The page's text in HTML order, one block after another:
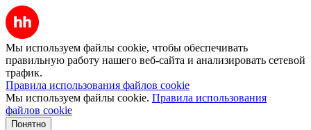
Мы используем файлы cookie, чтобы обеспечивать
правильную работу нашего веб-сайта и анализировать сетевой
трафик.
Правила использования файлов cookie
Мы используем файлы cookie. Правила использования
файлов cookie
Понятно